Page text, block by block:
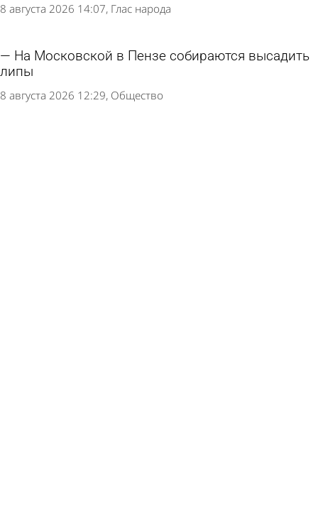
8 августа 2026 14:07 Глас народа
На Московской в Пензе собираются высадить
липы
8 августа 2026 12:29 Общество